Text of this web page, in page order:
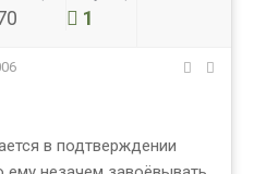
1
в подтверждении